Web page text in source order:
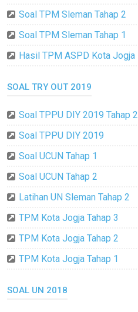
Soal TPM Sleman Tahap 2
Soal TPM Sleman Tahap 1
Hasil TPM ASPD Kota Jogja
SOAL TRY OUT 2019
Soal TPPU DIY 2019 Tahap 2
Soal TPPU DIY 2019
Soal UCUN Tahap 1
Soal UCUN Tahap 2
Latihan UN Sleman Tahap 2
TPM Kota Jogja Tahap 3
TPM Kota Jogja Tahap 2
TPM Kota Jogja Tahap 1
SOAL UN 2018